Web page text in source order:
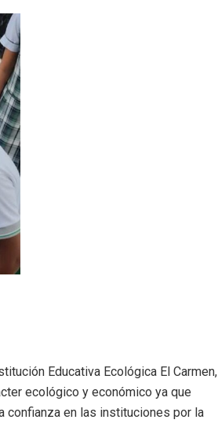
Educativa Ecológica El Carmen,
ecológico y económico ya que
confianza en las instituciones por la